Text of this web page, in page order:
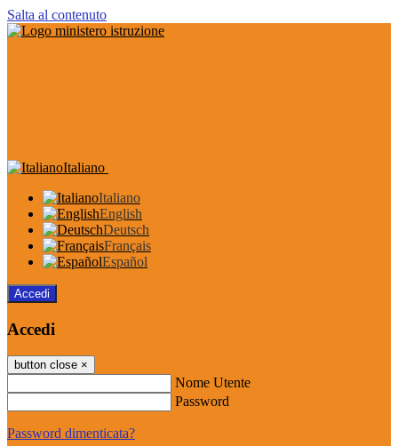
Salta al contenuto
Italiano
Italiano
English
Deutsch
Français
Español
Accedi
Accedi
button close ×
Nome Utente
Password
Password dimenticata?